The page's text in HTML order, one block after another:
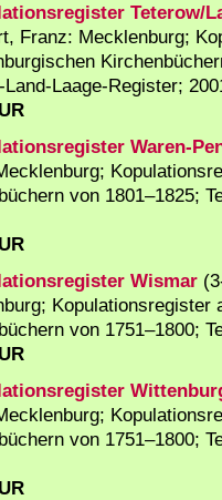
Teterow/
Franz: Mecklenburg;
Land-Laage-Register;
Waren-
von 1801–1825;
Wismar
Kopulationsregister
von 1751–1800;
von 1751–1800;